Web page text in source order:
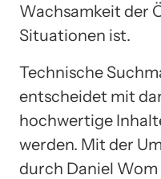
Wachsamkeit der
Situationen ist.
Technische
entscheidet mit
hochwertige
werden. Mit der
durch Daniel